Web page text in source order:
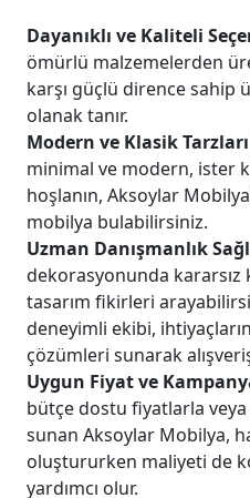
Dayanıklı ve Kaliteli
ömürlü malzemelerden
karşı güçlü dirence
olanak tanır.
Modern ve Klasik
minimal ve modern, ister
hoşlanın, Aksoylar
mobilya bulabilirsiniz.
Uzman Danışmanlık
dekorasyonunda kararsız
tasarım fikirleri
deneyimli ekibi,
çözümleri sunarak
Uygun Fiyat ve
bütçe dostu fiyatlarla
sunan Aksoylar Mobilya,
oluştururken maliyeti de
yardımcı olur.